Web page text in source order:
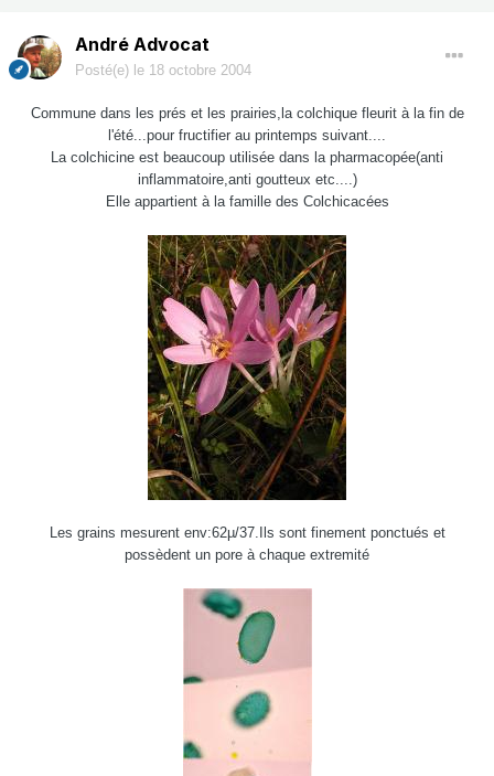
André Advocat
Posté(e) le 18 octobre 2004
Commune dans les prés et les prairies,la colchique fleurit à la fin de
l'été...pour fructifier au printemps suivant....
La colchicine est beaucoup utilisée dans la pharmacopée(anti
inflammatoire,anti goutteux etc....)
Elle appartient à la famille des Colchicacées
Les grains mesurent env:62µ/37.Ils sont finement ponctués et
possèdent un pore à chaque extremité